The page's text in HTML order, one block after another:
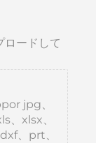
ロードして
jpg、
xlsx、
、prt、